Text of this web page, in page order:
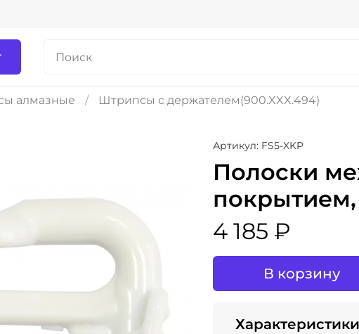
алмазные Штрипсы с держателем(900.XXX.494)
Артикул: FS5-XKP
Полоски
покрытием,
4 185 ₽
В корзину
Характеристики